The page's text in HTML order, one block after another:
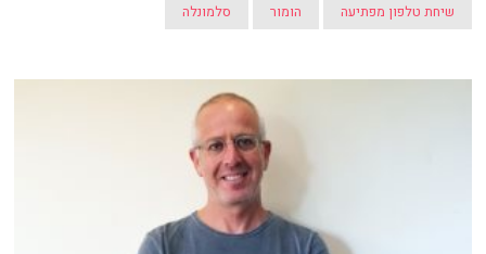
שיחת טלפון מפתיעה הומור סלמונלה